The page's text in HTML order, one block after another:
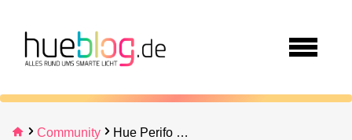
Community Hue Perifo Pendelleuchte wird nicht gefunden